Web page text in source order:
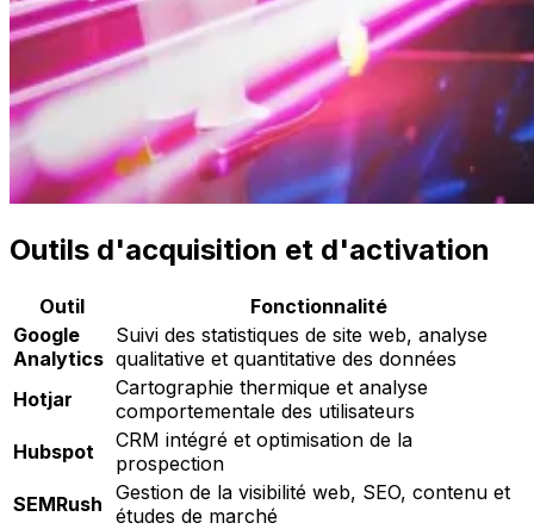
Outils d'acquisition et d'activation
Outil
Fonctionnalité
Google
Analytics
Suivi des statistiques de site web, analyse
qualitative et quantitative des données
Hotjar
Cartographie thermique et analyse
comportementale des utilisateurs
Hubspot
CRM intégré et optimisation de la
prospection
SEMRush Gestion de la visibilité web, SEO, contenu et
études de marché